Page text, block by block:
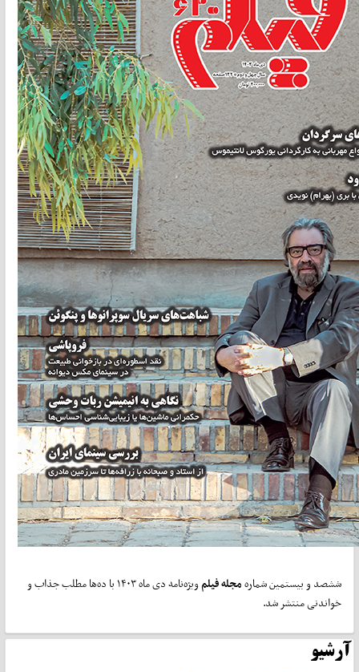
ششصد و بیستمین شمارهمجله فیلم
ویژه‌نامه دی ماه ۱۴۰۳ با ده‌ها مطلب جذاب و
خواندنی منتشر شد.
آرشیو